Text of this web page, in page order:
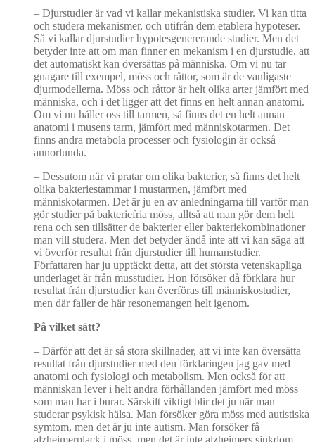
– Djurstudier är vad vi kallar mekanistiska studier. Vi kan titta
och studera mekanismer, och utifrån dem etablera hypoteser.
Så vi kallar djurstudier hypotesgenererande studier. Men det
betyder inte att om man finner en mekanism i en djurstudie, att
det automatiskt kan översättas på människa. Om vi nu tar
gnagare till exempel, möss och råttor, som är de vanligaste
djurmodellerna. Möss och råttor är helt olika arter jämfört med
människa, och i det ligger att det finns en helt annan anatomi.
Om vi nu håller oss till tarmen, så finns det en helt annan
anatomi i musens tarm, jämfört med människotarmen. Det
finns andra metabola processer och fysiologin är också
annorlunda.
– Dessutom när vi pratar om olika bakterier, så finns det helt
olika bakteriestammar i mustarmen, jämfört med
människotarmen. Det är ju en av anledningarna till varför man
gör studier på bakteriefria möss, alltså att man gör dem helt
rena och sen tillsätter de bakterier eller bakteriekombinationer
man vill studera. Men det betyder ändå inte att vi kan säga att
vi överför resultat från djurstudier till humanstudier.
Författaren har ju upptäckt detta, att det största vetenskapliga
underlaget är från musstudier. Hon försöker då förklara hur
resultat från djurstudier kan överföras till människostudier,
men där faller de här resonemangen helt igenom.
På vilket sätt?
– Därför att det är så stora skillnader, att vi inte kan översätta
resultat från djurstudier med den förklaringen jag gav med
anatomi och fysiologi och metabolism. Men också för att
människan lever i helt andra förhållanden jämfört med möss
som man har i burar. Särskilt viktigt blir det ju när man
studerar psykisk hälsa. Man försöker göra möss med autistiska
symtom, men det är ju inte autism. Man försöker få